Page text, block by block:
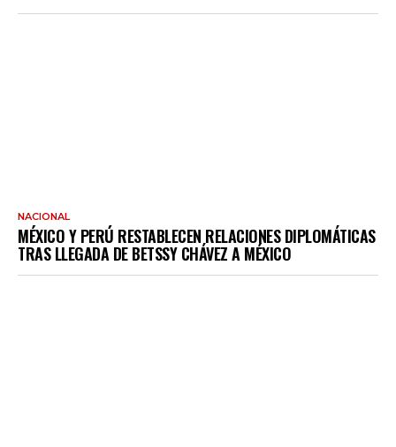
NACIONAL
MÉXICO Y PERÚ RESTABLECEN RELACIONES DIPLOMÁTICAS
TRAS LLEGADA DE BETSSY CHÁVEZ A MÉXICO